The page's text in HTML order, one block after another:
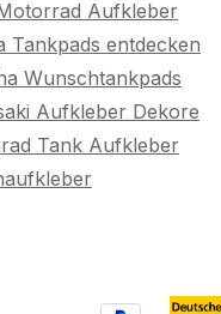
Aufkleber
Tankpads entdecken
Wunschtankpads
Aufkleber Dekore
Tank Aufkleber